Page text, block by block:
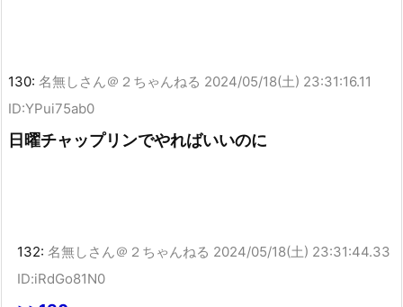
130: 名無しさん＠２ちゃんねる 2024/05/18(土) 23:31:16.11
ID:YPui75ab0
日曜チャップリンでやればいいのに
132: 名無しさん＠２ちゃんねる 2024/05/18(土) 23:31:44.33
ID:iRdGo81N0